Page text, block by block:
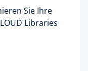
Sie Ihre
Libraries